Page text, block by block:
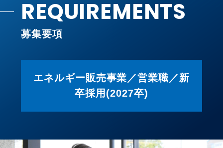
REQUIREMENTS
募集要項
エネルギー販売事業／営業職／新
卒採用(2027卒)